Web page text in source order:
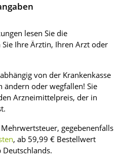
lesen Sie die
Ihre Ärztin, Ihren Arzt oder
von der Krankenkasse
ändern oder wegfallen! Sie
Arzneimittelpreis, der in
gegebenenfalls
, ab 59,99 € Bestellwert